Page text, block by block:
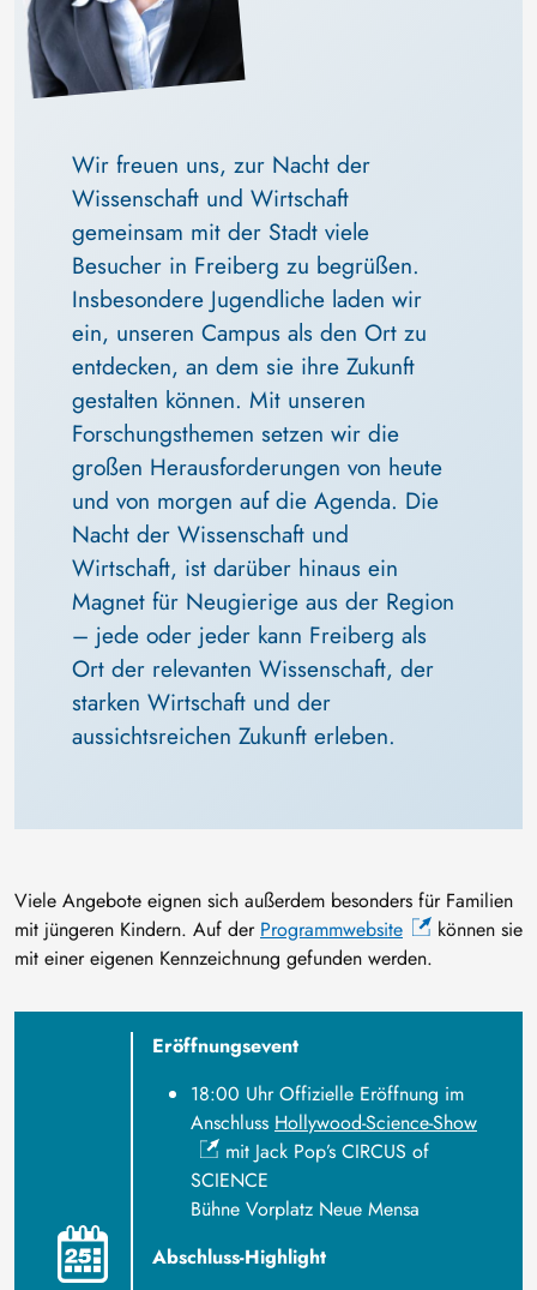
Wir freuen uns, zur Nacht der
Wissenschaft und Wirtschaft
gemeinsam mit der Stadt viele
Besucher in Freiberg zu begrüßen.
Insbesondere Jugendliche laden wir
ein, unseren Campus als den Ort zu
entdecken, an dem sie ihre Zukunft
gestalten können. Mit unseren
Forschungsthemen setzen wir die
großen Herausforderungen von heute
und von morgen auf die Agenda. Die
Nacht der Wissenschaft und
Wirtschaft, ist darüber hinaus ein
Magnet für Neugierige aus der Region
– jede oder jeder kann Freiberg als
Ort der relevanten Wissenschaft, der
starken Wirtschaft und der
aussichtsreichen Zukunft erleben.
Viele Angebote eignen sich außerdem besonders für Familien
mit jüngeren Kindern. Auf der Programmwebsite
können sie
mit einer eigenen Kennzeichnung gefunden werden.
Eröffnungsevent
18:00 Uhr Offizielle Eröffnung im
Anschluss Hollywood-Science-Show
mit Jack Pop’s CIRCUS of
SCIENCE
Bühne Vorplatz Neue Mensa
Abschluss-Highlight